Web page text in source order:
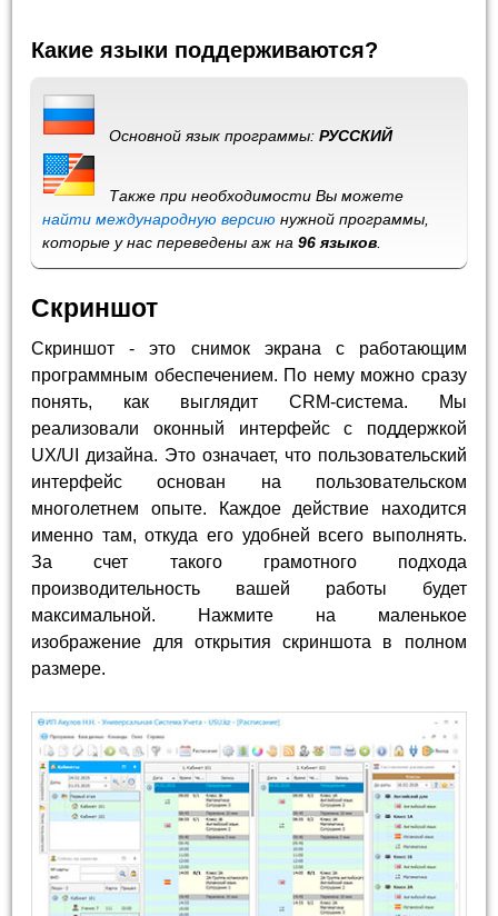
Какие языки поддерживаются?
Основной язык программы:РУССКИЙ
Также при необходимости Вы можете
найти международную версию нужной программы,
которые у нас переведены аж на96 языков
Скриншот
Скриншот - это снимок экрана с работающим
программным обеспечением. По нему можно сразу
понять, как выглядит CRM-система. Мы
реализовали оконный интерфейс с поддержкой
UX/UI дизайна. Это означает, что пользовательский
интерфейс основан на пользовательском
многолетнем опыте. Каждое действие находится
именно там, откуда его удобней всего выполнять.
За счет такого грамотного подхода
производительность вашей работы будет
максимальной. Нажмите на маленькое
изображение для открытия скриншота в полном
размере.